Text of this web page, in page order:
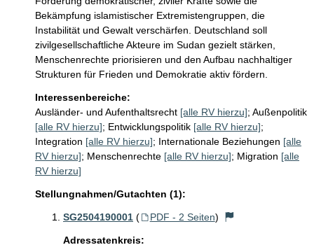
Bekämpfung islamistischer Extremistengruppen, die
Instabilität und Gewalt verschärfen. Deutschland soll
zivilgesellschaftliche Akteure im Sudan gezielt stärken,
Menschenrechte priorisieren und den Aufbau nachhaltiger
Strukturen für Frieden und Demokratie aktiv fördern.
Interessenbereiche:
Ausländer- und Aufenthaltsrecht [alle RV hierzu]; Außenpolitik
[alle RV hierzu]; Entwicklungspolitik [alle RV hierzu];
Integration [alle RV hierzu]; Internationale Beziehungen [alle
RV hierzu]; Menschenrechte [alle RV hierzu]; Migration [alle
RV hierzu]
Stellungnahmen/Gutachten (1):
SG2504190001 ( PDF - 2 Seiten)
Adressatenkreis: